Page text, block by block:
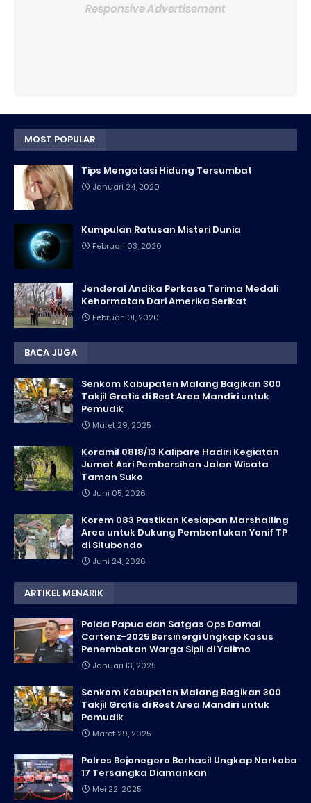
Responsive Advertisement
MOST POPULAR
Tips Mengatasi Hidung Tersumbat
Januari 24, 2020
Kumpulan Ratusan Misteri Dunia
Februari 03, 2020
Jenderal Andika Perkasa Terima Medali
Kehormatan Dari Amerika Serikat
Februari 01, 2020
BACA JUGA
Senkom Kabupaten Malang Bagikan 300
Takjil Gratis di Rest Area Mandiri untuk
Pemudik
Maret 29, 2025
Koramil 0818/13 Kalipare Hadiri Kegiatan
Jumat Asri Pembersihan Jalan Wisata
Taman Suko
Juni 05, 2026
Korem 083 Pastikan Kesiapan Marshalling
Area untuk Dukung Pembentukan Yonif TP
di Situbondo
Juni 24, 2026
ARTIKEL MENARIK
Polda Papua dan Satgas Ops Damai
Cartenz-2025 Bersinergi Ungkap Kasus
Penembakan Warga Sipil di Yalimo
Januari 13, 2025
Senkom Kabupaten Malang Bagikan 300
Takjil Gratis di Rest Area Mandiri untuk
Pemudik
Maret 29, 2025
Polres Bojonegoro Berhasil Ungkap Narkoba
17 Tersangka Diamankan
Mei 22, 2025